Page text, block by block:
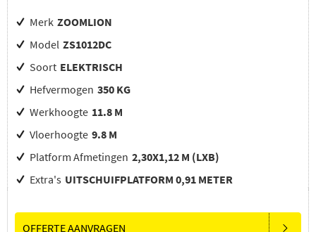
Merk ZOOMLION
Model ZS1012DC
Soort ELEKTRISCH
Hefvermogen 350 KG
Werkhoogte 11.8 M
Vloerhoogte 9.8 M
Platform Afmetingen 2,30X1,12 M (LXB)
Extra's UITSCHUIFPLATFORM 0,91 METER
OFFERTE AANVRAGEN